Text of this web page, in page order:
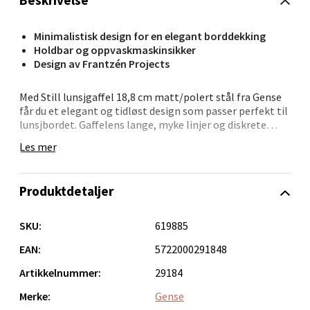
Minimalistisk design for en elegant borddekking
Holdbar og oppvaskmaskinsikker
Design av Frantzén Projects
Med Still lunsjgaffel 18,8 cm matt/polert stål fra Gense
får du et elegant og tidløst design som passer perfekt til
lunsjbordet. Gaffelens lange, myke linjer og diskrete
kombinerer enkelhet med funksjonalitet.
denne gaffelen både praktisk og estetisk. Designet er
mellom skjønnhet og brukervennlighet.
Les mer
Produktdetaljer
SKU:
619885
EAN:
5722000291848
Artikkelnummer:
29184
Merke:
Gense
Ålesund - Thon Senter Moa
Åpent i dag 10-18
0 i butikk
Molde - Moldetorget
Åpent i dag 10-18